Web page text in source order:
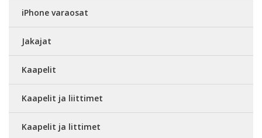
iPhone varaosat
Jakajat
Kaapelit
Kaapelit ja liittimet
Kaapelit ja littimet